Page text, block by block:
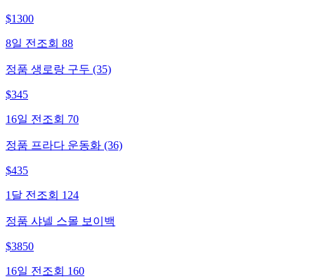
$1300
8일 전 조회 88
정품 생로랑 구두 (35)
$345
16일 전 조회 70
정품 프라다 운동화 (36)
$435
1달 전 조회 124
정품 샤넬 스몰 보이백
$3850
16일 전 조회 160